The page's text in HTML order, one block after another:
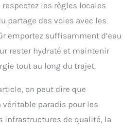
les règles locales
partage des voies avec les
emportez suffisamment d’eau
rester hydraté et maintenir
tout au long du trajet.
on peut dire que
véritable paradis pour les
infrastructures de qualité, la